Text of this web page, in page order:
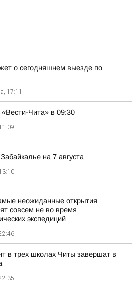
о сегодняшнем выезде по
17:11
«Вести-Чита» в 09:30
на 7 августа
неожиданные открытия
совсем не во время
экспедиций
в трех школах Читы завершат в